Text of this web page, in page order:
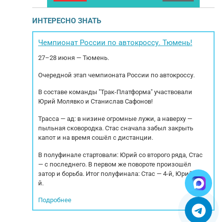
Ширина:
Пробег:
двигателя: 150 л.с. Рабочий объем двигателя:
4430.см. Экологический класс 4 Тип тормозов:
Барабанные Тип подвески: Рессорная
ИНТЕРЕСНО ЗНАТЬ
Чемпионат России по автокроссу. Тюмень!
27–28 июня — Тюмень.
Очередной этап чемпионата России по автокроссу.
В составе команды "Трак-Платформа" участвовали
Юрий Молявко и Станислав Сафонов!
Трасса — ад: в низине огромные лужи, а наверху —
пыльная сковородка. Стас сначала забыл закрыть
капот и на время сошёл с дистанции.
В полуфинале стартовали: Юрий со второго ряда, Стас
— с последнего. В первом же повороте произошёл
затор и борьба. Итог полуфинала: Стас — 4-й, Юрий — 5-
й.
Подробнее